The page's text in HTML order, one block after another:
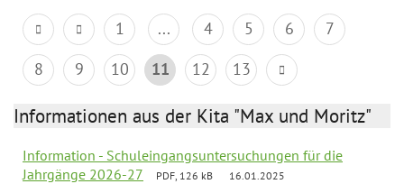
1 ... 4 5 6
7
8
9 10 11 12 13
Informationen aus der Kita "Max und Moritz"
Information - Schuleingangsuntersuchungen für die
Jahrgänge 2026-27
PDF, 126 kB 16.01.2025